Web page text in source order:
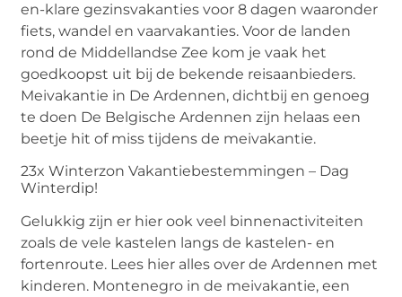
en-klare gezinsvakanties voor 8 dagen waaronder
fiets, wandel en vaarvakanties. Voor de landen
rond de Middellandse Zee kom je vaak het
goedkoopst uit bij de bekende reisaanbieders.
Meivakantie in De Ardennen, dichtbij en genoeg
te doen De Belgische Ardennen zijn helaas een
beetje hit of miss tijdens de meivakantie.
23x Winterzon Vakantiebestemmingen – Dag
Winterdip!
Gelukkig zijn er hier ook veel binnenactiviteiten
zoals de vele kastelen langs de kastelen- en
fortenroute. Lees hier alles over de Ardennen met
kinderen. Montenegro in de meivakantie, een